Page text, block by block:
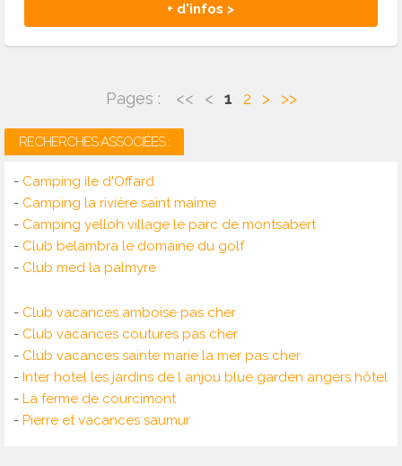
+ d'infos >
Pages : << < 1 2 > >>
RECHERCHES ASSOCIÉES :
- Camping ile d'Offard
- Camping la rivière saint maime
- Camping yelloh village le parc de montsabert
- Club belambra le domaine du golf
- Club med la palmyre
- Club vacances amboise pas cher
- Club vacances coutures pas cher
- Club vacances sainte marie la mer pas cher
- Inter hotel les jardins de l anjou blue garden angers hôtel
- La ferme de courcimont
- Pierre et vacances saumur